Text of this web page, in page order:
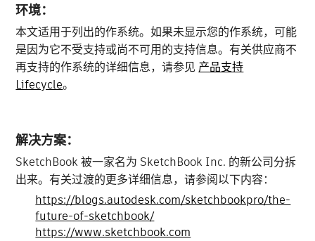
环境：
本文适用于列出的作系统。如果未显示您的作系统，可能
是因为它不受支持或尚不可用的支持信息。有关供应商不
再支持的作系统的详细信息，请参见 产品支持
Lifecycle。
解决方案：
SketchBook 被一家名为 SketchBook Inc. 的新公司分拆
出来。有关过渡的更多详细信息，请参阅以下内容：
https://blogs.autodesk.com/sketchbookpro/the-
future-of-sketchbook/
https://www.sketchbook.com